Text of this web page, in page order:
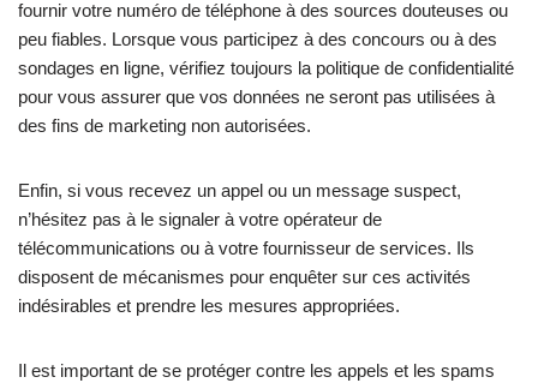
fournir votre numéro de téléphone à des sources douteuses ou
peu fiables. Lorsque vous participez à des concours ou à des
sondages en ligne, vérifiez toujours la politique de confidentialité
pour vous assurer que vos données ne seront pas utilisées à
des fins de marketing non autorisées.
Enfin, si vous recevez un appel ou un message suspect,
n’hésitez pas à le signaler à votre opérateur de
télécommunications ou à votre fournisseur de services. Ils
disposent de mécanismes pour enquêter sur ces activités
indésirables et prendre les mesures appropriées.
Il est important de se protéger contre les appels et les spams